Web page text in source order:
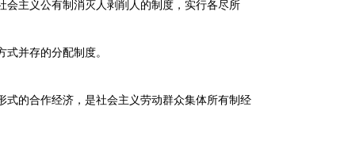
主义公有制消灭人剥削人的制度，实行各尽所
并存的分配制度。
的合作经济，是社会主义劳动群众集体所有制经